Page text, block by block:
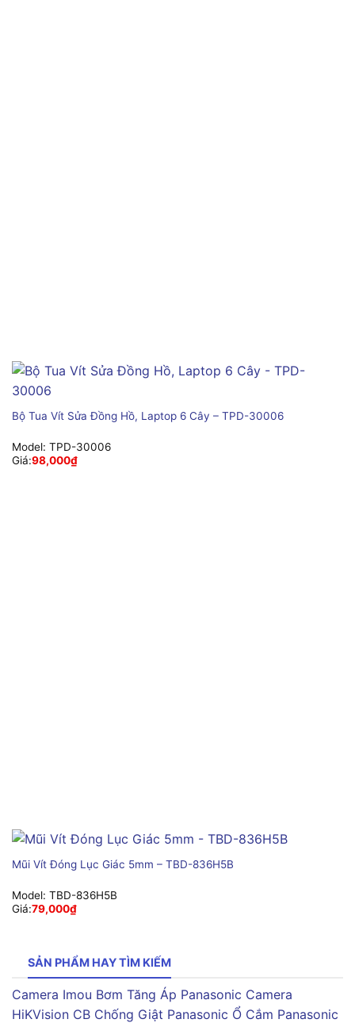
Bộ Tua Vít Sửa Đồng Hồ, Laptop 6 Cây – TPD-30006
Model: TPD-30006
Giá:98,000₫
Mũi Vít Đóng Lục Giác 5mm – TBD-836H5B
Model: TBD-836H5B
Giá:79,000₫
SẢN PHẨM HAY TÌM KIẾM
Camera Imou Bơm Tăng Áp Panasonic Camera
HiKVision CB Chống Giật Panasonic Ổ Cắm Panasonic